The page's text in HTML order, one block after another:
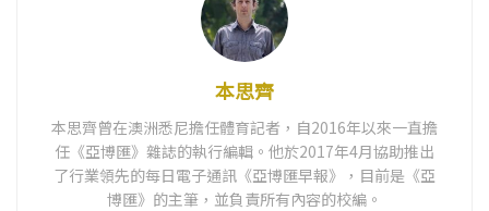
本思齊
本思齊曾在澳洲悉尼擔任體育記者，自2016年以來一直擔
任《亞博匯》雜誌的執行編輯。他於2017年4月協助推出
了行業領先的每日電子通訊《亞博匯早報》，目前是《亞
博匯》的主筆，並負責所有內容的校編。